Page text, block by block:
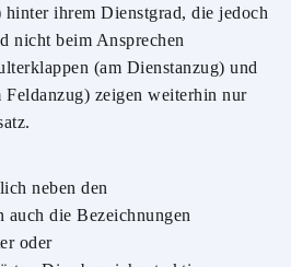
ihrem Dienstgrad, die jedoch
nicht beim Ansprechen
(am Dienstanzug) und
Feldanzug) zeigen weiterhin nur
neben den
die Bezeichnungen
oder